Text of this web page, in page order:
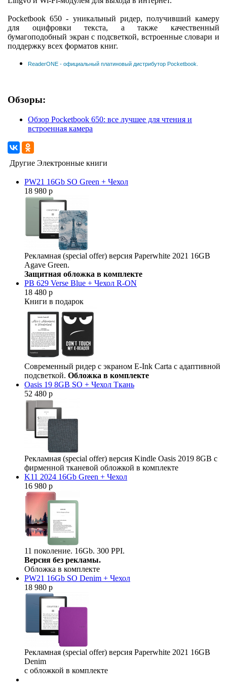
Pocketbook 650 - уникальный ридер, получивший камеру
для оцифровки текста, а также качественный
бумагоподобный экран с подсветкой, встроенные словари и
поддержку всех форматов книг.
ReaderONE - официальный платиновый дистрибутор Pocketbook.
Обзоры:
Обзор Pocketbook 650: все лучшее для чтения и
встроенная камера
Другие Электронные книги
PW21 16Gb SO Green + Чехол
18 980 р
Рекламная (special offer) версия Paperwhite 2021 16GB
Agave Green.
Защитная обложка в комплекте
PB 629 Verse Blue + Чехол R-ON
18 480 р
Книги в подарок
Современный ридер с экраном E-Ink Carta с адаптивной
подсветкой. Обложка в комплекте
Oasis 19 8GB SO + Чехол Ткань
52 480 р
Рекламная (special offer) версия Kindle Oasis 2019 8GB с
фирменной тканевой обложкой в комплекте
K11 2024 16Gb Green + Чехол
16 980 р
11 поколение. 16Gb. 300 PPI.
Версия без рекламы.
Обложка в комплекте
PW21 16Gb SO Denim + Чехол
18 980 р
Рекламная (special offer) версия Paperwhite 2021 16GB
Denim
с обложкой в комплекте